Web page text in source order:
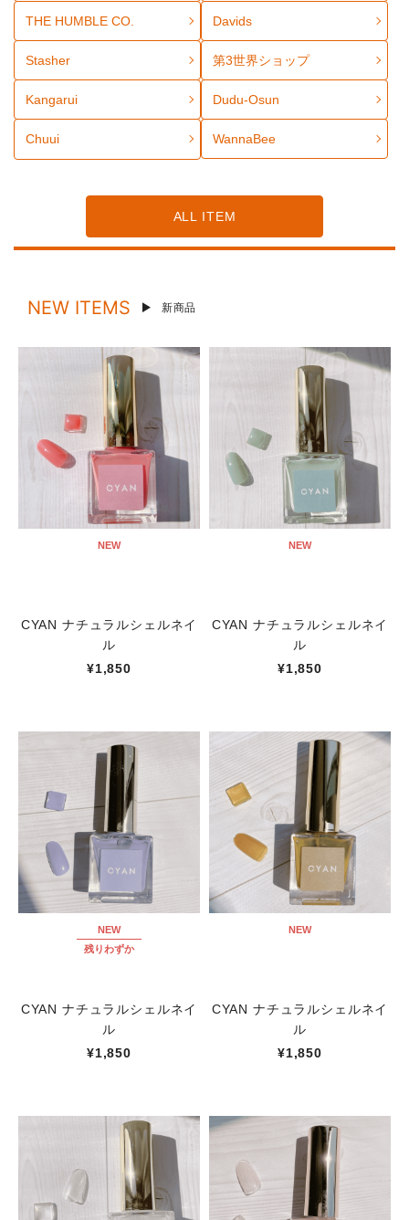
THE HUMBLE CO. Davids
Stasher 第3世界ショップ
Kangarui Dudu-Osun
Chuui WannaBee
ALL ITEM
NEW ITEMS 新商品
NEW
CYAN ナチュラルシェルネイ
ル
¥1,850
NEW
CYAN ナチュラルシェルネイ
ル
¥1,850
NEW
残りわずか
CYAN ナチュラルシェルネイ
ル
¥1,850
NEW
CYAN ナチュラルシェルネイ
ル
¥1,850